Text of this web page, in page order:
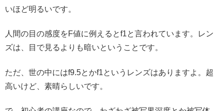
いほど明るいです。
人間の目の感度をF値に例えるとf1と言われています。レン
ズは、目で見るよりも暗いということです。
ただ、世の中にはf9.5とかf1というレンズはありますよ。超
高いけど、素晴らしいです。